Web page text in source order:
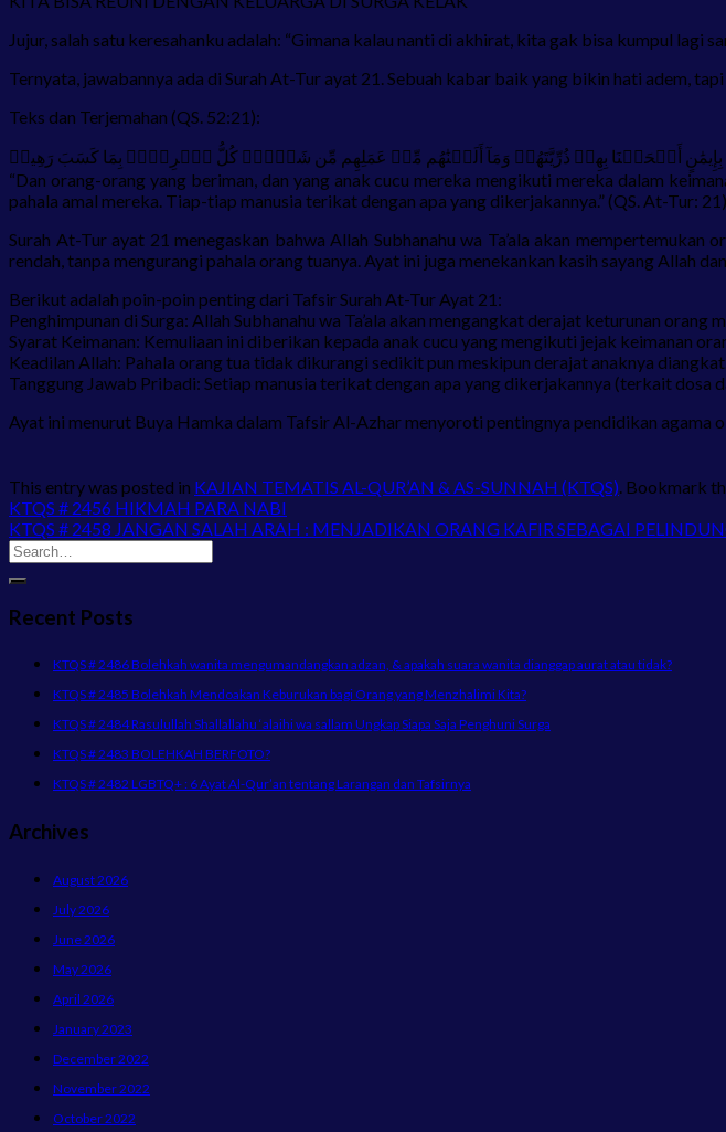
Jujur, salah satu keresahanku adalah: “Gimana kalau nanti di akhirat, kita gak bisa kumpul lagi
Ternyata, jawabannya ada di Surah At-Tur ayat 21. Sebuah kabar baik yang bikin hati adem,
Teks dan Terjemahan (QS. 52:21):
بِإِيمَٰنٍ أَلۡحَقۡنَا بِهِمۡ ذُرِّيَّتَهُمۡ وَمَآ أَلَتۡنَٰهُم مِّنۡ عَمَلِهِم مِّن شَيۡءٖۚ كُلُّ ٱمۡرِيِٕۭ بِمَا كَسَبَ رَهِينٞ
“Dan orang-orang yang beriman, dan yang anak cucu mereka mengikuti mereka dalam
pahala amal mereka. Tiap-tiap manusia terikat dengan apa yang dikerjakannya.” (QS. At-Tur:
Surah At-Tur ayat 21 menegaskan bahwa Allah Subhanahu wa Ta’ala akan
rendah, tanpa mengurangi pahala orang tuanya. Ayat ini juga menekankan kasih sayang Allah
Berikut adalah poin-poin penting dari Tafsir Surah At-Tur Ayat 21:
Penghimpunan di Surga: Allah Subhanahu wa Ta’ala akan mengangkat derajat keturunan
Syarat Keimanan: Kemuliaan ini diberikan kepada anak cucu yang mengikuti jejak keimanan
Keadilan Allah: Pahala orang tua tidak dikurangi sedikit pun meskipun derajat anaknya
Tanggung Jawab Pribadi: Setiap manusia terikat dengan apa yang dikerjakannya (terkait dosa
Ayat ini menurut Buya Hamka dalam Tafsir Al-Azhar menyoroti pentingnya pendidikan agama
This entry was posted in KAJIAN TEMATIS AL-QUR’AN & AS-SUNNAH (KTQS). Bookmark
KTQS # 2456 HIKMAH PARA NABI
KTQS # 2458 JANGAN SALAH ARAH : MENJADIKAN ORANG KAFIR SEBAGAI
Recent Posts
KTQS # 2486 Bolehkah wanita mengumandangkan adzan, & apakah suara wanita dianggap aurat atau tidak?
KTQS # 2485 Bolehkah Mendoakan Keburukan bagi Orang yang Menzhalimi Kita?
KTQS # 2484 Rasulullah Shallallahu ‘alaihi wa sallam Ungkap Siapa Saja Penghuni Surga
KTQS # 2483 BOLEHKAH BERFOTO?
KTQS # 2482 LGBTQ+ : 6 Ayat Al-Qur’an tentang Larangan dan Tafsirnya
Archives
August 2026
July 2026
June 2026
May 2026
April 2026
January 2023
December 2022
November 2022
October 2022